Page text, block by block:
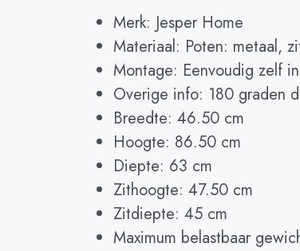
Merk: Jesper Home
Materiaal: Poten: metaal,
Montage: Eenvoudig zelf
Overige info: 180 graden
Breedte: 46.50 cm
Hoogte: 86.50 cm
Diepte: 63 cm
Zithoogte: 47.50 cm
Zitdiepte: 45 cm
Maximum belastbaar